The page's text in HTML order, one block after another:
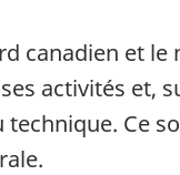
canadien et
activités
Ce